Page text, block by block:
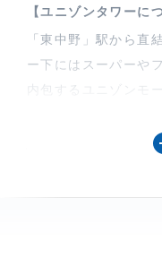
【ユニゾンタワーに
「東中野」駅から直
ー下にはスーパーや
内包するユニゾンモ
楽器相談、
エアコン、 給湯、
焚、 洗浄機能付便